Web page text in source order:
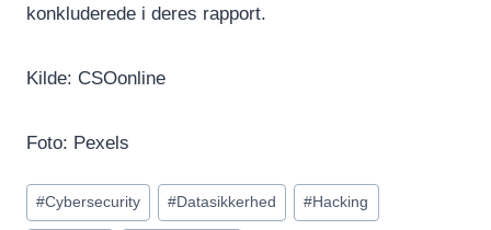
konkluderede i deres rapport.
Kilde: CSOonline
Foto: Pexels
Indlæg-
tags:
#Cybersecurity #Datasikkerhed #Hacking